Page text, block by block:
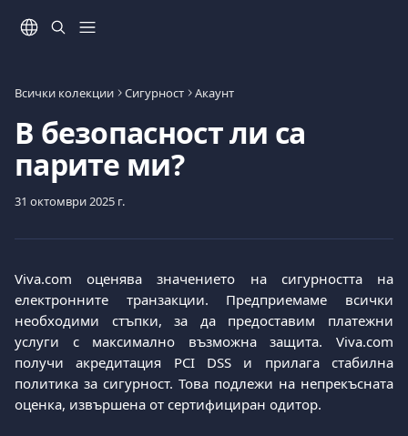
Всички колекции Сигурност Акаунт
В безопасност ли са
парите ми?
31 октомври 2025 г.
Viva.com оценява значението на сигурността на
електронните транзакции. Предприемаме всички
необходими стъпки, за да предоставим платежни
услуги с максимално възможна защита. Viva.com
получи акредитация PCI DSS и прилага стабилна
политика за сигурност. Това подлежи на непрекъсната
оценка, извършена от сертифициран одитор.